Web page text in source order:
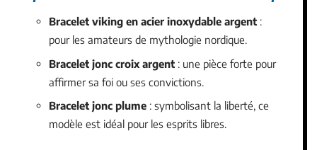
Bracelet viking en acier inoxydable argent :
pour les amateurs de mythologie nordique.
Bracelet jonc croix argent : une pièce forte pour
affirmer sa foi ou ses convictions.
Bracelet jonc plume : symbolisant la liberté, ce
modèle est idéal pour les esprits libres.